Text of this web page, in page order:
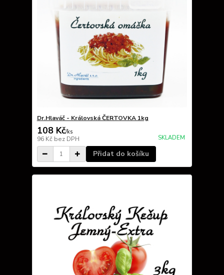
Dr.Hlaváč - Královská ČERTOVKA 1kg
108 Kč/ks
96 Kč bez DPH SKLADEM
Přidat do košíku